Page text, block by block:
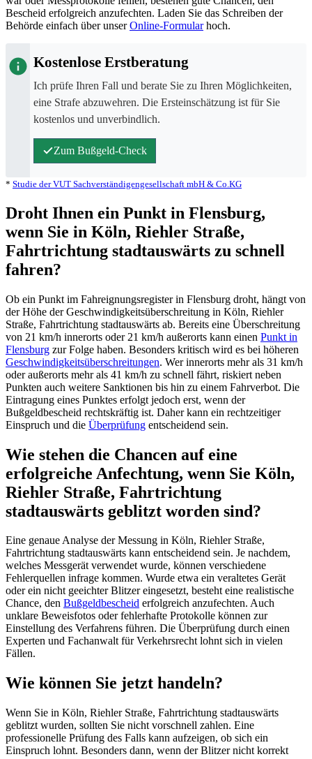
Bescheid erfolgreich anzufechten. Laden Sie das Schreiben der
Behörde einfach über unserOnline-Formularhoch.
Kostenlose Erstberatung
Ich prüfe Ihren Fall und berate Sie zu Ihren Möglichkeiten,
eine Strafe abzuwehren. Die Ersteinschätzung ist für Sie
kostenlos und unverbindlich.
Zum Bußgeld-Check
* Studie der VUT Sachverständigengesellschaft mbH & Co.KG
Droht Ihnen ein Punkt in Flensburg,
wenn Sie in Köln, Riehler Straße,
Fahrtrichtung stadtauswärts zu schnell
fahren?
Ob ein Punkt im Fahreignungsregister in Flensburg droht, hängt von
der Höhe der Geschwindigkeitsüberschreitung in Köln, Riehler
Straße, Fahrtrichtung stadtauswärts ab. Bereits eine Überschreitung
von 21 km/h innerorts oder 21 km/h außerorts kann einen Punkt in
Flensburg zur Folge haben. Besonders kritisch wird es bei höheren
Geschwindigkeitsüberschreitungen. Wer innerorts mehr als 31 km/h
oder außerorts mehr als 41 km/h zu schnell fährt, riskiert neben
Punkten auch weitere Sanktionen bis hin zu einem Fahrverbot. Die
Eintragung eines Punktes erfolgt jedoch erst, wenn der
Bußgeldbescheid rechtskräftig ist. Daher kann ein rechtzeitiger
Einspruch und die Überprüfung entscheidend sein.
Wie stehen die Chancen auf eine
erfolgreiche Anfechtung, wenn Sie Köln,
Riehler Straße, Fahrtrichtung
stadtauswärts geblitzt worden sind?
Eine genaue Analyse der Messung in Köln, Riehler Straße,
Fahrtrichtung stadtauswärts kann entscheidend sein. Je nachdem,
welches Messgerät verwendet wurde, können verschiedene
Fehlerquellen infrage kommen. Wurde etwa ein veraltetes Gerät
oder ein nicht geeichter Blitzer eingesetzt, besteht eine realistische
Chance, den Bußgeldbescheid erfolgreich anzufechten. Auch
unklare Beweisfotos oder fehlerhafte Protokolle können zur
Einstellung des Verfahrens führen. Die Überprüfung durch einen
Experten und Fachanwalt für Verkehrsrecht lohnt sich in vielen
Fällen.
Wie können Sie jetzt handeln?
Wenn Sie in Köln, Riehler Straße, Fahrtrichtung stadtauswärts
geblitzt wurden, sollten Sie nicht vorschnell zahlen. Eine
professionelle Prüfung des Falls kann aufzeigen, ob sich ein
Einspruch lohnt. Besonders dann, wenn der Blitzer nicht korrekt